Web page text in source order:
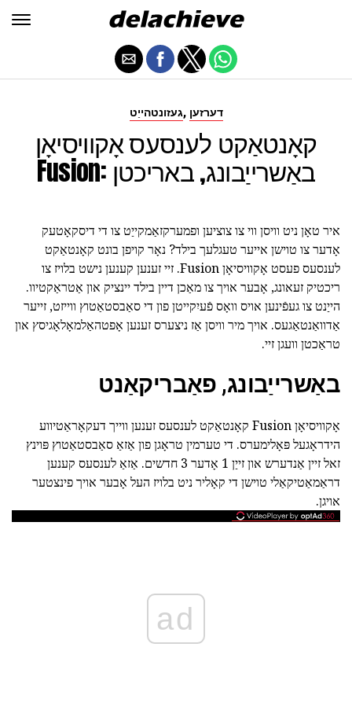
געזונטהייַט, דערזען
קאָנטאַקט לענסעס אָקוויסיאָן
Fusion: באַשרייַבונג, באריכטן
איר טאָן ניט וויסן ווי צו צוציען ופמערקזאַמקייַט צו די דיסקאָטעק
אָדער צו טוישן אייער טעגלעך בילד? נאָר קויפן בונט קאָנטאַקט
לענסעס פעסט אָקוויסיאָן Fusion. זיי זענען קענען נישט בלויז צו
ריכטיק זעאונג, אָבער אויך צו מאַכן דיין בילד יינציק און אַטראַקטיוו.
הייַנט צו געפֿינען אויס וואָס פֿעיִקייטן פון די סאַבסטאַטוץ ווייזט, זייער
אַדוואַנטאַגעס. אויך מיר וויסן אַז ניצערס זענען אָפטהאַלמאָלאָגיסץ און
טראַכטן וועגן זיי.
באַשרייַבונג, פאַבריקאַנט
אָקוויסיאָן Fusion קאָנטאַקט לענסעס זענען ווייך דעקאָראַטיווע
הידראָגעל פּאָלימערס. די טערמין טראָגן פון אַזאַ סאַבסטאַטוץ פּוינץ
זאל זיין אַנדערש און זייַן 1 אָדער 3 חדשים. אַזאַ לענסעס קענען
דראַמאַטיקאַלי טוישן די קאָליר ניט בלויז העל אָבער אויך פינצטער
אויגן.
ad